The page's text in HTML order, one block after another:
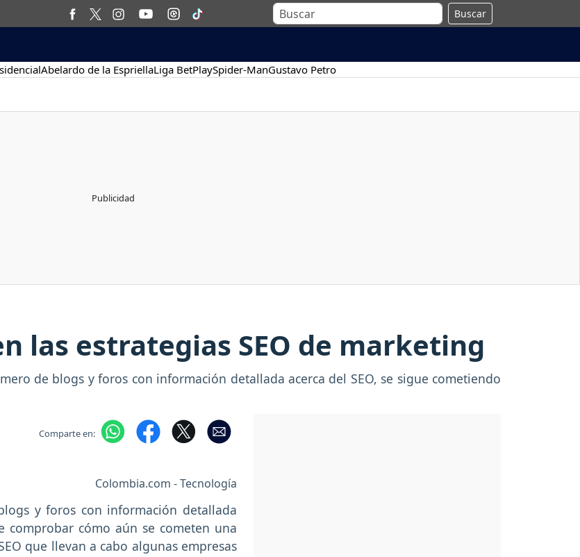
Buscar
Abelardo de la EspriellaLiga BetPlaySpider-ManGustavo Petro
las estrategias SEO de marketing
de blogs y foros con información detallada acerca del SEO, se sigue cometiendo
Comparte en:
Colombia.com - Tecnología
y foros con información detallada
comprobar cómo aún se cometen una
que llevan a cabo algunas empresas